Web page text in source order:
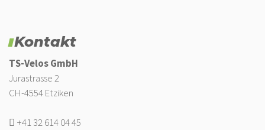
Kontakt
TS-Velos GmbH
Jurastrasse 2
CH-4554 Etziken
+41 32 614 04 45